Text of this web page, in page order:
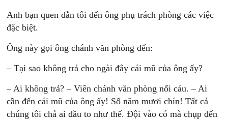
Anh bạn quen dẫn tôi đến ông phụ trách phòng các việc
đặc biệt.
Ông này gọi ông chánh văn phòng đến:
– Tại sao không trả cho ngài đây cái mũ của ông ấy?
– Ai không trả? – Viên chánh văn phòng nổi cáu. – Ai
cần đến cái mũ của ông ấy! Số năm mươi chín! Tất cả
chúng tôi chả ai đầu to như thế. Đội vào có mà chụp đến